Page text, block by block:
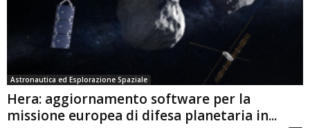
Astronautica ed Esplorazione Spaziale
Hera: aggiornamento software per la
missione europea di difesa planetaria in...